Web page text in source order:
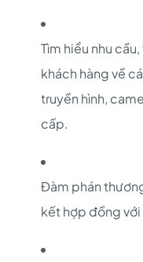
Tìm hiểu nhu
khách hàng về
truyền hình,
cấp.
Đàm phán
kết hợp đồng với